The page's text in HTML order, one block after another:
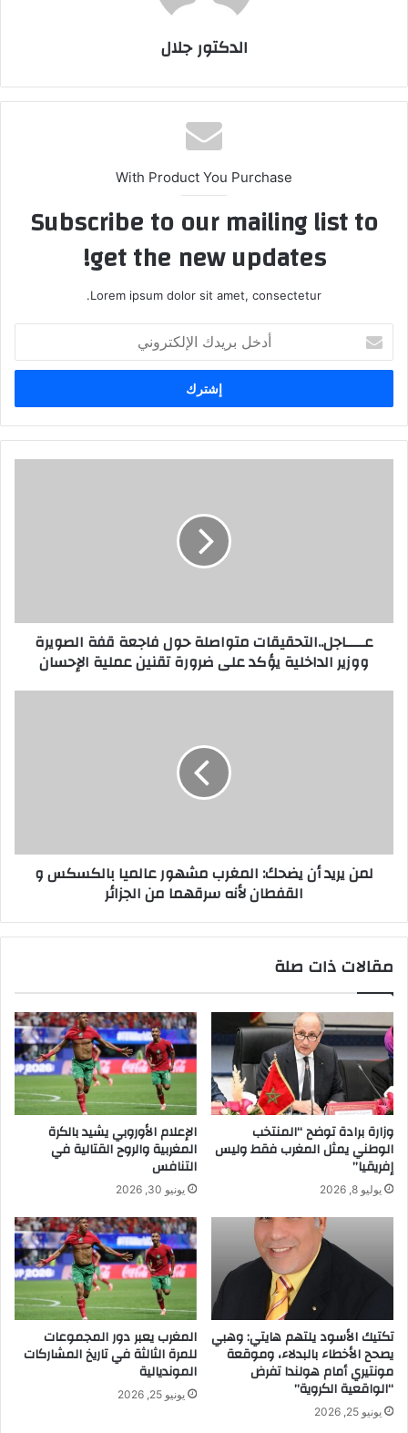
الدكتور جلال
With Product You Purchase
Subscribe to our mailing list to
get the new updates!
Lorem ipsum dolor sit amet, consectetur.
بريدك
الإلكتروني
عــــاجل..التحقيقات متواصلة حول فاجعة قفة الصويرة
ووزير الداخلية يؤكد على ضرورة تقنين عملية الإحسان
لمن يريد أن يضحك: المغرب مشهور عالميا بالكسكس و
القفطان لأنه سرقهما من الجزائر
مقالات ذات صلة
وزارة برادة توضح “المنتخب
الوطني يمثل المغرب فقط وليس
إفريقيا”
يوليو 8, 2026
الإعلام الأوروبي يشيد بالكرة
المغربية والروح القتالية في
التنافس
يونيو 30, 2026
تكتيك الأسود يلتهم هايتي: وهبي
يصحح الأخطاء بالبدلاء، وموقعة
مونتيري أمام هولندا تفرض
“الواقعية الكروية”
يونيو 25, 2026
المغرب يعبر دور المجموعات
للمرة الثالثة في تاريخ المشاركات
المونديالية
يونيو 25, 2026